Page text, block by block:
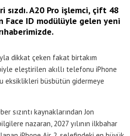
sızdı. A20 Pro işlemci, çift 48
Face ID modülüyle gelen yeni
dikkat çeken fakat birtakım
eleştirilen akıllı telefonu iPhone
eksiklikleri büsbütün gidermeye
sızıntı kaynaklarından Jon
nazaran, 2027 yılının ilkbahar